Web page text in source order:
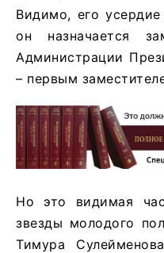
Видимо, его
он назначается
Администрации
– первым
Но это видимая
звезды молодого
Тимура